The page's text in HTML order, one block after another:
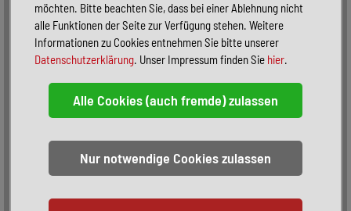
Sortieren:
möchten. Bitte beachten Sie, dass bei einer Ablehnung nicht
alle Funktionen der Seite zur Verfügung stehen. Weitere
Informationen zu Cookies entnehmen Sie bitte unserer
Datenschutzerklärung. Unser Impressum finden Sie hier.